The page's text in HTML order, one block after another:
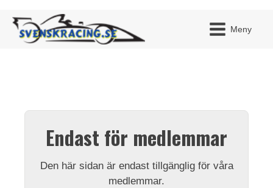
Meny
Endast för medlemmar
Den här sidan är endast tillgänglig för våra
medlemmar.